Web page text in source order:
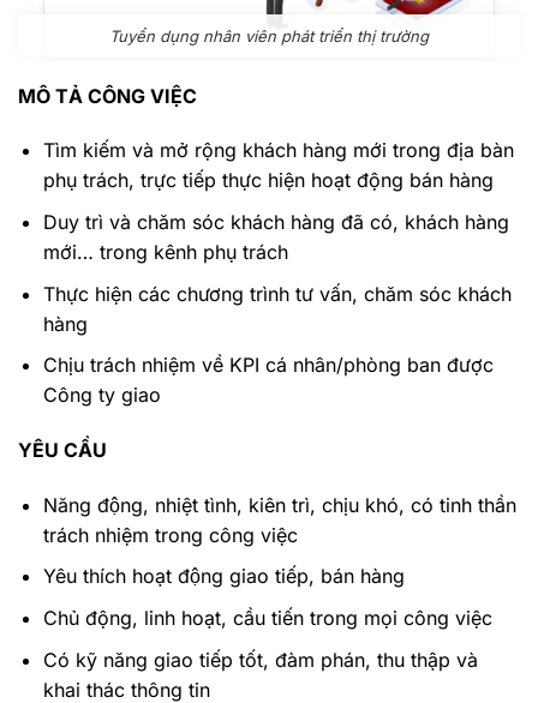
Tuyển dụng nhân viên phát triển thị trường
MÔ TẢ CÔNG VIỆC
Tìm kiếm và mở rộng khách hàng mới trong địa bàn
phụ trách, trực tiếp thực hiện hoạt động bán hàng
Duy trì và chăm sóc khách hàng đã có, khách hàng
mới… trong kênh phụ trách
Thực hiện các chương trình tư vấn, chăm sóc khách
hàng
Chịu trách nhiệm về KPI cá nhân/phòng ban được
Công ty giao
YÊU CẦU
Năng động, nhiệt tình, kiên trì, chịu khó, có tinh thần
trách nhiệm trong công việc
Yêu thích hoạt động giao tiếp, bán hàng
Chủ động, linh hoạt, cầu tiến trong mọi công việc
Có kỹ năng giao tiếp tốt, đàm phán, thu thập và
khai thác thông tin